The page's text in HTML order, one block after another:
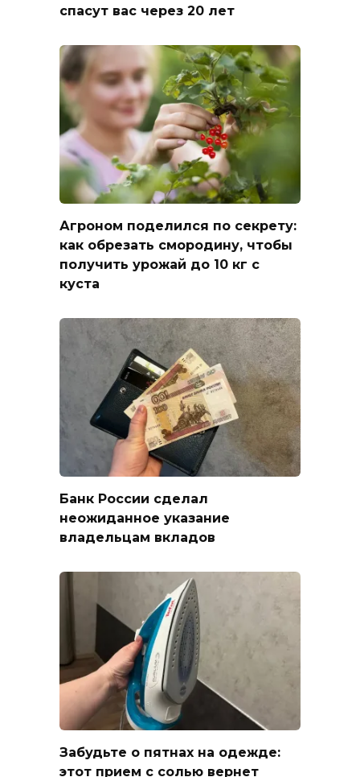
спасут вас через 20 лет
Агроном поделился по секрету:
как обрезать смородину, чтобы
получить урожай до 10 кг с
куста
Банк России сделал
неожиданное указание
владельцам вкладов
Забудьте о пятнах на одежде:
этот прием с солью вернет